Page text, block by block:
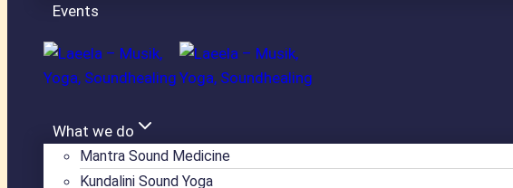
Events
What we do
Mantra Sound Medicine
Kundalini Sound Yoga